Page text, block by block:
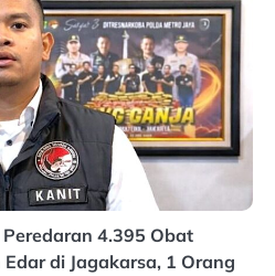
4.395 Obat
di Jagakarsa, 1 Orang